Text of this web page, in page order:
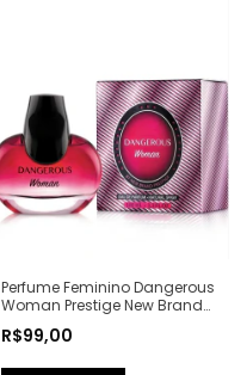
Perfume Feminino Dangerous
Woman Prestige New Brand
100ml (Ref. Olfativa: Poison
R$99,00